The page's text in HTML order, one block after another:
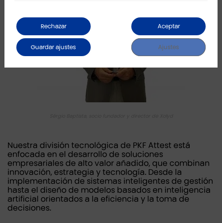
Nuestra división tecnológica de PKF Attest está
enfocada en el desarrollo de soluciones
empresariales de alto valor añadido, que combinan
innovación, estrategia y tecnología. Desde la
implementación de sistemas inteligentes de gestión
hasta el diseño de modelos basados en inteligencia
artificial orientados a la eficiencia y la toma de
decisiones.
Aceptar
Rechazar
Ajustes
Guardar ajustes